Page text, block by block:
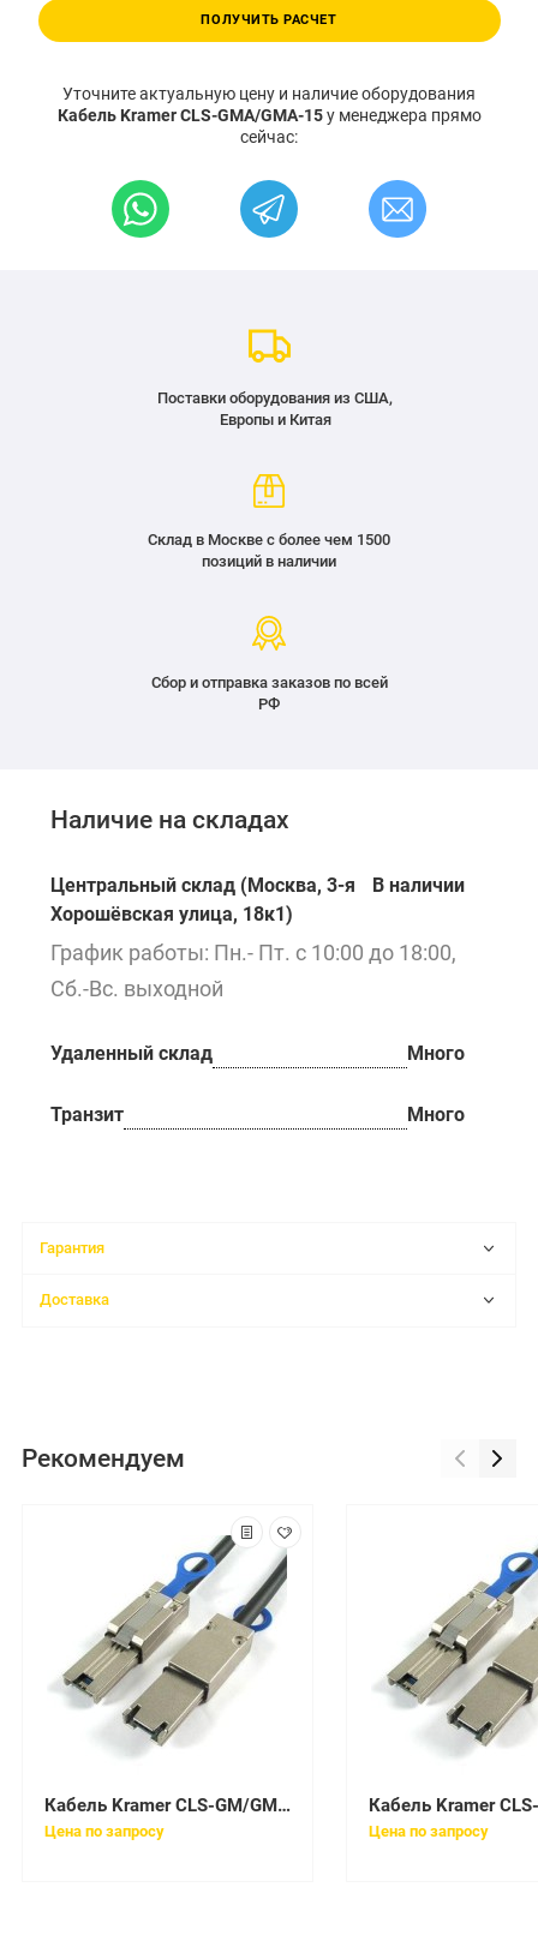
ПОЛУЧИТЬ РАСЧЕТ
Уточните актуальную цену и наличие оборудования
Кабель Kramer CLS-GMA/GMA-15у менеджера прямо
сейчас:
Поставки оборудования из США,
Европы и Китая
Склад в Москве с более чем 1500
позиций в наличии
Сбор и отправка заказов по всей
РФ
Наличие на складах
Центральный склад (Москва, 3-я
Хорошёвская улица, 18к1)
В наличии
График работы: Пн.- Пт. с 10:00 до 18:00,
Сб.-Вс. выходной
Удаленный склад Много
Транзит Много
Гарантия
Доставка
Рекомендуем
Кабель Kramer CLS-GM/GM-6 (92-17101006)
Цена по запросу Цена по запросу